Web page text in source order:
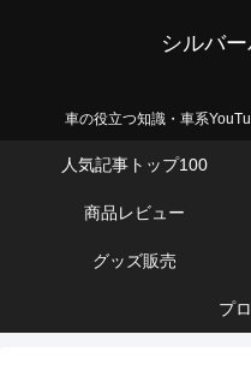
シルバ
車の役立つ知識・車系
人気記事トップ100
商品レビュー
グッズ販売
プ